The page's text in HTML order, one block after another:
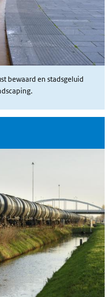
bewaard en stadsgeluid